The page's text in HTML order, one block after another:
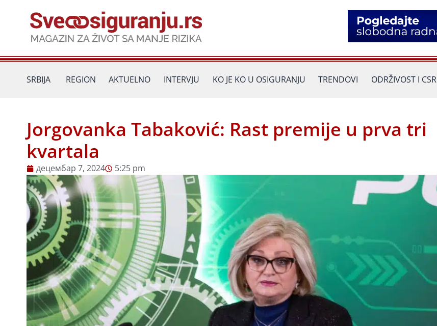
SRBIJA REGION AKTUELNO INTERVJU KO JE KO U OSIGURANJU TRENDOVI ODRŽIVOST I CSR
Jorgovanka Tabaković: Rast premije u prva tri
kvartala
децембар 7, 2024 5:25 pm